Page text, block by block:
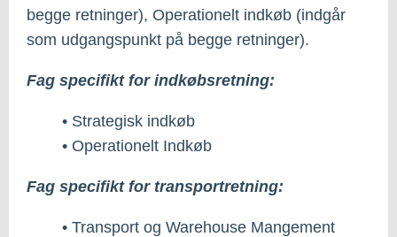
begge retninger), Operationelt indkøb (indgår
som udgangspunkt på begge retninger).
Fag specifikt for indkøbsretning:
• Strategisk indkøb
• Operationelt Indkøb
Fag specifikt for transportretning:
• Transport og Warehouse Mangement